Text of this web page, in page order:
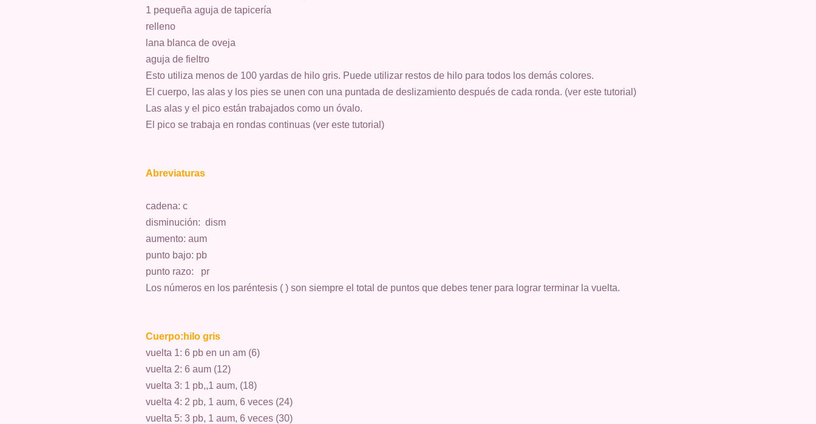
1 pequeña aguja de tapicería
relleno
lana blanca de oveja
aguja de fieltro
Esto utiliza menos de 100 yardas de hilo gris. Puede utilizar restos de hilo para todos los demás colores.
El cuerpo, las alas y los pies se unen con una puntada de deslizamiento después de cada ronda. (ver este tutorial)
Las alas y el pico están trabajados como un óvalo.
El pico se trabaja en rondas continuas (ver este tutorial)
Abreviaturas
cadena: c
disminución: dism
aumento: aum
punto bajo: pb
punto razo: pr
Los números en los paréntesis ( ) son siempre el total de puntos que debes tener para lograr terminar la vuelta.
Cuerpo:hilo gris
vuelta 1: 6 pb en un am (6)
vuelta 2: 6 aum (12)
vuelta 3: 1 pb,,1 aum, (18)
vuelta 4: 2 pb, 1 aum, 6 veces (24)
vuelta 5: 3 pb, 1 aum, 6 veces (30)